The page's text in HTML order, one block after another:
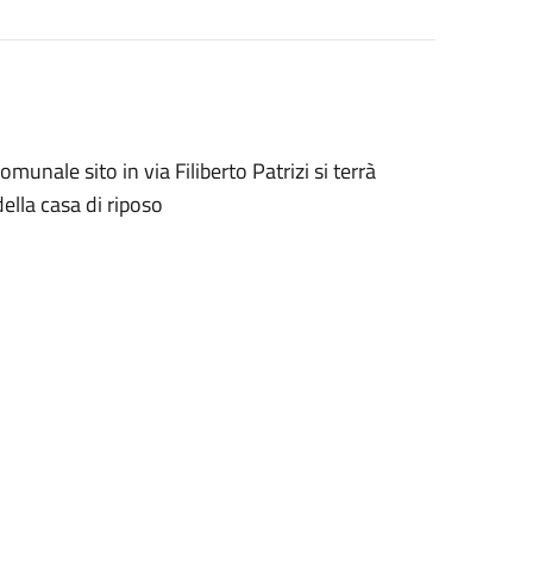
sito in via Filiberto Patrizi si terrà
casa di riposo